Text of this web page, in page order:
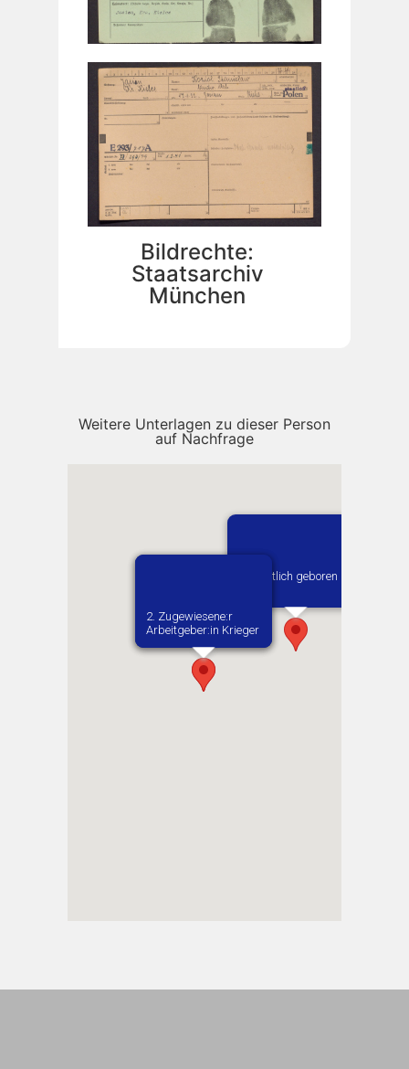
Bildrechte:
Staatsarchiv
München
Weitere Unterlagen zu dieser Person
auf Nachfrage
Vermutlich geboren in
1. Zugewiesene:r
Arbeitgeber:in​ Rampf
2. Zugewiesene:r
Arbeitgeber:in​ Krieger